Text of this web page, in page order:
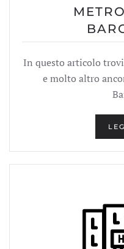
In questo articolo
e molto altro